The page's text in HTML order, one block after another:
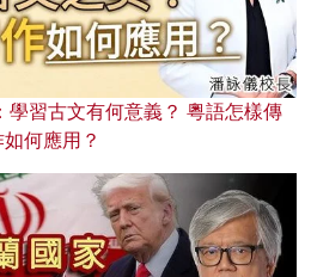
學習古文有何意義？ 粵語怎樣傳
何應用？